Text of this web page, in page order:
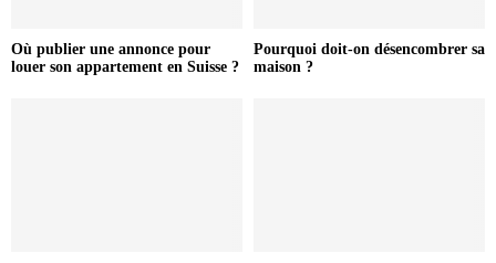
Où publier une annonce pour
louer son appartement en Suisse ?
Pourquoi doit-on désencombrer sa
maison ?